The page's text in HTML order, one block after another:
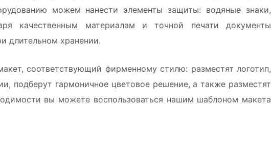
можем нанести элементы защиты: водяные знаки,
качественным материалам и точной печати документы
длительном хранении.
соответствующий фирменному стилю: разместят логотип,
подберут гармоничное цветовое решение, а также разместят
вы можете воспользоваться нашим шаблоном макета